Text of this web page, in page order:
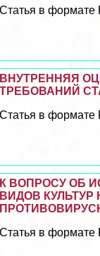
Статья в формате
ВНУТРЕННЯЯ
ТРЕБОВАНИЙ
Статья в формате
К ВОПРОСУ ОБ
ВИДОВ КУЛЬТУР
Статья в формате